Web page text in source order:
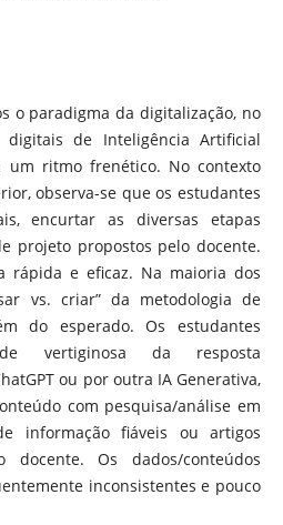
o paradigma da digitalização, no
de Inteligência Artificial
um ritmo frenético. No contexto
observa-se que os estudantes
encurtar as diversas etapas
projeto propostos pelo docente.
rápida e eficaz. Na maioria dos
vs. criar” da metodologia de
do esperado. Os estudantes
vertiginosa da resposta
ou por outra IA Generativa,
com pesquisa/análise em
informação fiáveis ou artigos
Os dados/conteúdos
inconsistentes e pouco